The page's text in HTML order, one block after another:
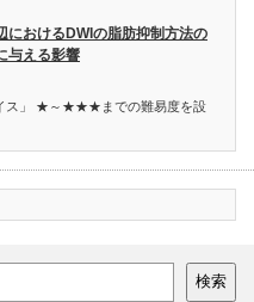
おけるDWIの脂肪抑制方法の
与える影響
イス」 ★～★★★までの難易度を設
検索